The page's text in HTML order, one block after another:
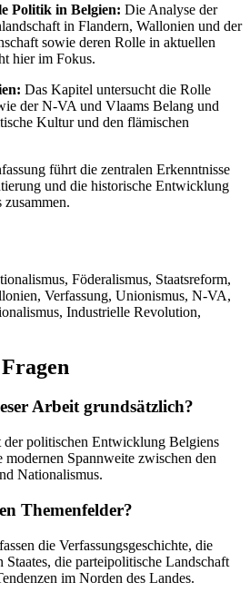
Politik in Belgien: Die Analyse der
in Flandern, Wallonien und der
sowie deren Rolle in aktuellen
hier im Fokus.
Das Kapitel untersucht die Rolle
der N-VA und Vlaams Belang und
Kultur und den flämischen
führt die zentralen Erkenntnisse
und die historische Entwicklung
zusammen.
Föderalismus, Staatsreform,
Verfassung, Unionismus, N-VA,
Industrielle Revolution,
Arbeit grundsätzlich?
politischen Entwicklung Belgiens
Spannweite zwischen den
Nationalismus.
Themenfelder?
die Verfassungsgeschichte, die
die parteipolitische Landschaft
im Norden des Landes.